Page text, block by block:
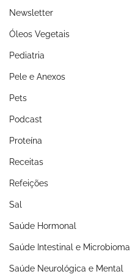
Newsletter
Óleos Vegetais
Pediatria
Pele e Anexos
Pets
Podcast
Proteína
Receitas
Refeições
Sal
Saúde Hormonal
Saúde Intestinal e Microbioma
Saúde Neurológica e Mental